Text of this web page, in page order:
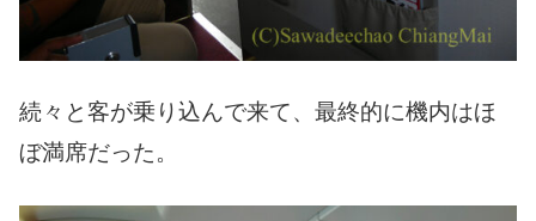
続々と客が乗り込んで来て、最終的に機内はほ
ぼ満席だった。